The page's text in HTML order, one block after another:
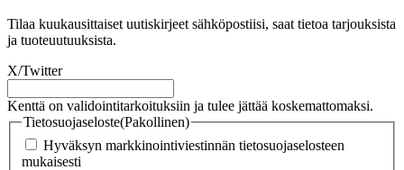
Tilaa kuukausittaiset uutiskirjeet sähköpostiisi, saat tietoa tarjouksista
ja tuoteuutuuksista.
X/Twitter
Kenttä on validointitarkoituksiin ja tulee jättää koskemattomaksi.
Tietosuojaseloste(Pakollinen)
Hyväksyn markkinointiviestinnän tietosuojaselosteen
mukaisesti